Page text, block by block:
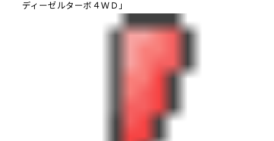
ディーゼルターボ４ＷＤ」